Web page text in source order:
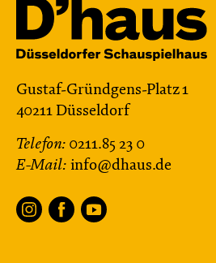
Gustaf-Gründgens-Platz 1
40211 Düsseldorf
Telefon: 0211.85 23 0
E-Mail: info@dhaus.de